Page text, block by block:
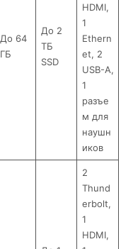
До 64
ГБ
До 2
ТБ
SSD
HDMI,
1
Ethern
et, 2
USB-A,
1
разъе
м для
наушн
иков
2
Thund
erbolt,
1
HDMI,